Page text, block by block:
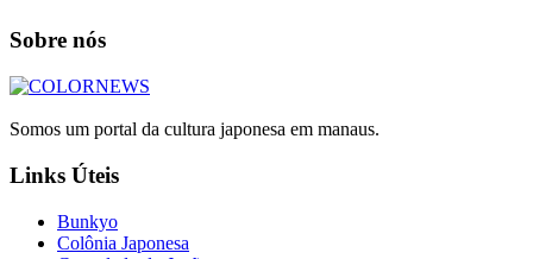
Sobre nós
Somos um portal da cultura japonesa em manaus.
Links Úteis
Bunkyo
Colônia Japonesa